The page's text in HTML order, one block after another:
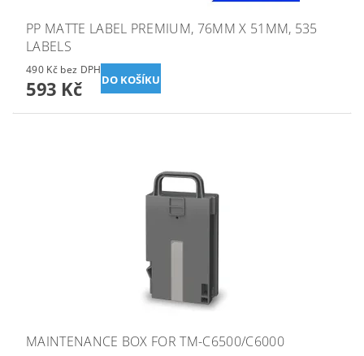
PP MATTE LABEL PREMIUM, 76MM X 51MM, 535
LABELS
490 Kč bez DPH
593 Kč
MAINTENANCE BOX FOR TM-C6500/C6000